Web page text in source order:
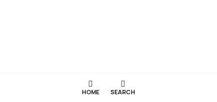
HOME SEARCH